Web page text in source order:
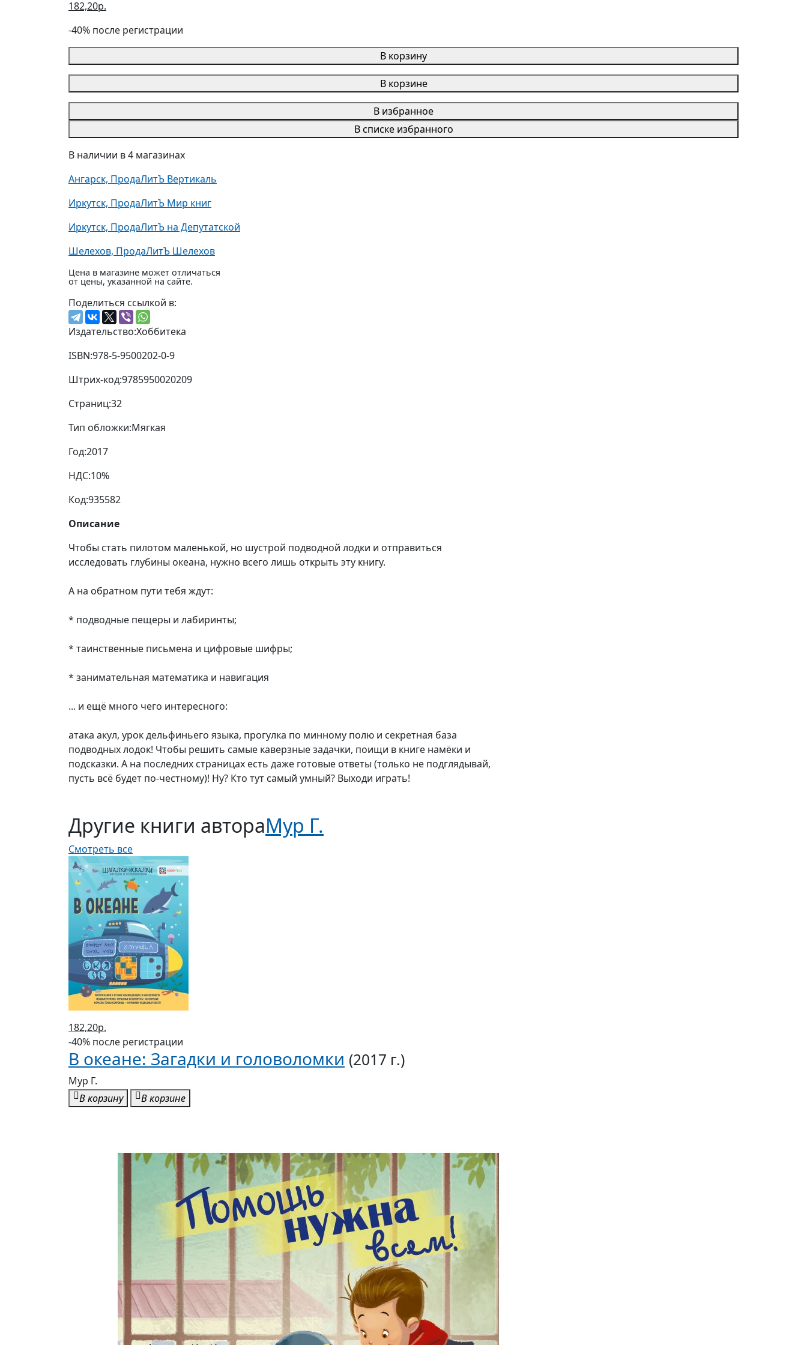
182,20р.
-40% после регистрации
В корзину
В корзине
В избранное
В списке избранного
В наличии в 4 магазинах
Ангарск, ПродаЛитЪ Вертикаль
Иркутск, ПродаЛитЪ Мир книг
Иркутск, ПродаЛитЪ на Депутатской
Шелехов, ПродаЛитЪ Шелехов
Цена в магазине может отличаться
от цены, указанной на сайте.
Поделиться ссылкой в:
Издательство:Хоббитека
ISBN:978-5-9500202-0-9
Штрих-код:9785950020209
Страниц:32
Тип обложки:Мягкая
Год:2017
НДС:10%
Код:935582
Описание
Чтобы стать пилотом маленькой, но шустрой подводной лодки и отправиться
исследовать глубины океана, нужно всего лишь открыть эту книгу.
А на обратном пути тебя ждут:
* подводные пещеры и лабиринты;
* таинственные письмена и цифровые шифры;
* занимательная математика и навигация
... и ещё много чего интересного:
атака акул, урок дельфиньего языка, прогулка по минному полю и секретная база
подводных лодок! Чтобы решить самые каверзные задачки, поищи в книге намёки и
подсказки. А на последних страницах есть даже готовые ответы (только не подглядывай,
пусть всё будет по-честному)! Ну? Кто тут самый умный? Выходи играть!
Другие книги автораМур Г.
Смотреть все
182,20р.
-40% после регистрации
В океане: Загадки и головоломки (2017 г.)
Мур Г.
В корзину
В корзине